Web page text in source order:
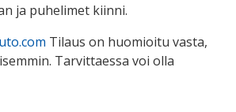
ja puhelimet kiinni.
Tilaus on huomioitu vasta,
Tarvittaessa voi olla